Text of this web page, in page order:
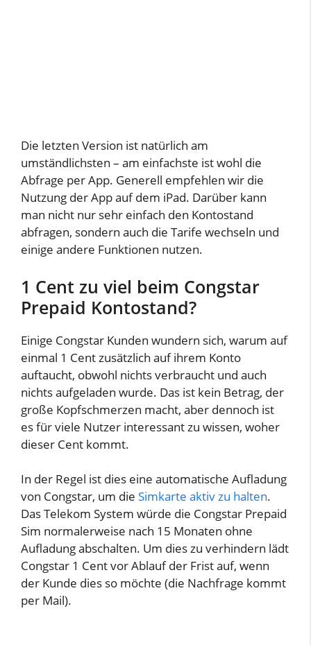
Die letzten Version ist natürlich am
umständlichsten – am einfachste ist wohl die
Abfrage per App. Generell empfehlen wir die
Nutzung der App auf dem iPad. Darüber kann
man nicht nur sehr einfach den Kontostand
abfragen, sondern auch die Tarife wechseln und
einige andere Funktionen nutzen.
1 Cent zu viel beim Congstar
Prepaid Kontostand?
Einige Congstar Kunden wundern sich, warum auf
einmal 1 Cent zusätzlich auf ihrem Konto
auftaucht, obwohl nichts verbraucht und auch
nichts aufgeladen wurde. Das ist kein Betrag, der
große Kopfschmerzen macht, aber dennoch ist
es für viele Nutzer interessant zu wissen, woher
dieser Cent kommt.
In der Regel ist dies eine automatische Aufladung
von Congstar, um die Simkarte aktiv zu halten.
Das Telekom System würde die Congstar Prepaid
Sim normalerweise nach 15 Monaten ohne
Aufladung abschalten. Um dies zu verhindern lädt
Congstar 1 Cent vor Ablauf der Frist auf, wenn
der Kunde dies so möchte (die Nachfrage kommt
per Mail).